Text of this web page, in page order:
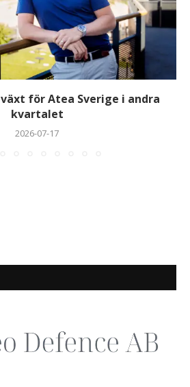
för Atea Sverige i andra
kvartalet
2026-07-17